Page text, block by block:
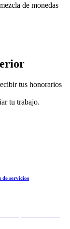
de monedas
tus honorarios
tu trabajo.
de servicios